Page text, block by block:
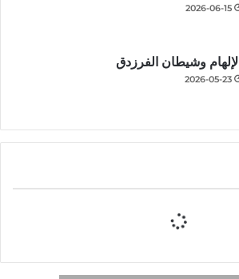
2026-06-15
الإلهام وشيطان الفرزدق
2026-05-23